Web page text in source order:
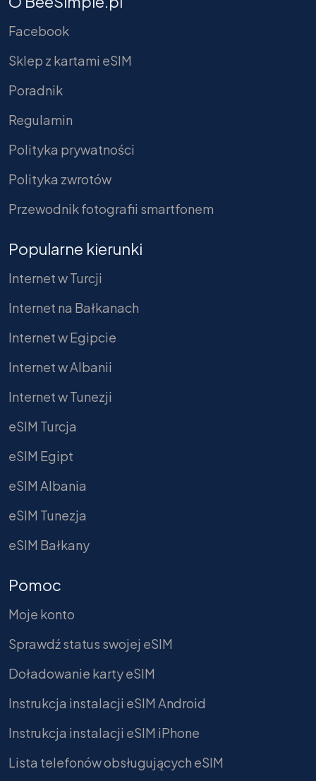
Facebook
Sklep z kartami eSIM
Poradnik
Regulamin
Polityka prywatności
Polityka zwrotów
Przewodnik fotografii smartfonem
Popularne kierunki
Internet w Turcji
Internet na Bałkanach
Internet w Egipcie
Internet w Albanii
Internet w Tunezji
eSIM Turcja
eSIM Egipt
eSIM Albania
eSIM Tunezja
eSIM Bałkany
Pomoc
Moje konto
Sprawdź status swojej eSIM
Doładowanie karty eSIM
Instrukcja instalacji eSIM Android
Instrukcja instalacji eSIM iPhone
Lista telefonów obsługujących eSIM